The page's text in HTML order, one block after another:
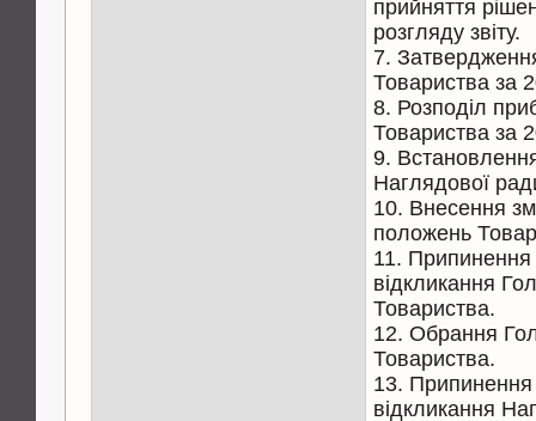
прийняття
розгляду звіту.
7.
Товариства за
8. Розподіл
Товариства за
9.
Наглядової
10. Внесення
положень
11.
відкликання
Товариства.
12. Обрання
Товариства.
13.
відкликання